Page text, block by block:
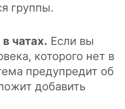
группы.
чатах. Если вы
которого нет в
предупредит об
добавить